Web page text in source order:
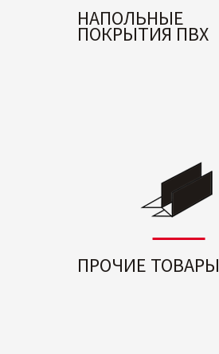
НАПОЛЬНЫЕ
ПОКРЫТИЯ ПВХ
ПРОЧИЕ ТОВАРЫ